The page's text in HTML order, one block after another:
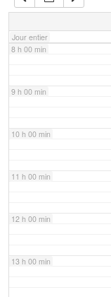
Jour entier
7 h 00 min
8 h 00 min
9 h 00 min
10 h 00 min
11 h 00 min
12 h 00 min
13 h 00 min